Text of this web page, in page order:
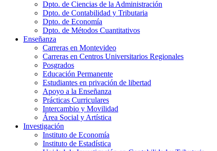
Dpto. de Ciencias de la Administración
Dpto. de Contabilidad y Tributaria
Dpto. de Economía
Dpto. de Métodos Cuantitativos
Enseñanza
Carreras en Montevideo
Carreras en Centros Universitarios Regionales
Posgrados
Educación Permanente
Estudiantes en privación de libertad
Apoyo a la Enseñanza
Prácticas Curriculares
Intercambio y Movilidad
Área Social y Artística
Investigación
Instituto de Economía
Instituto de Estadística